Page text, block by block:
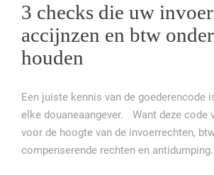
3 checks die uw
accijnzen en btw
houden
Een juiste kennis van de goederencode
elke douaneaangever. Want deze code
voor de hoogte van de invoerrechten,
compenserende rechten en antidumping.